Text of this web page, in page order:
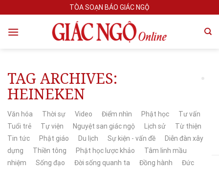
to
content
TÒA SOẠN BÁO GIÁC NGỘ
TAG ARCHIVES:
HEINEKEN
Văn hóa Thời sự Video Điểm nhìn Phật học
Tư vấn
Tuổi trẻ
Tự viện Nguyệt san giác ngộ Lịch sử
Từ thiện
Tin tức
Phật giáo Du lịch Sự kiện - vấn đề
Diễn đàn xây
dựng
Thiền tông Phật học lược khảo
Tâm linh mầu
nhiệm
Sống đạo Đời sống quanh ta Đồng hành
Đức